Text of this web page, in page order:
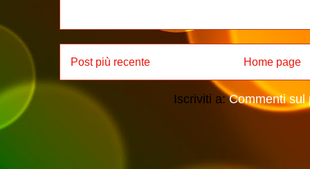
Post più recente Home page
Iscriviti a:Commenti sul